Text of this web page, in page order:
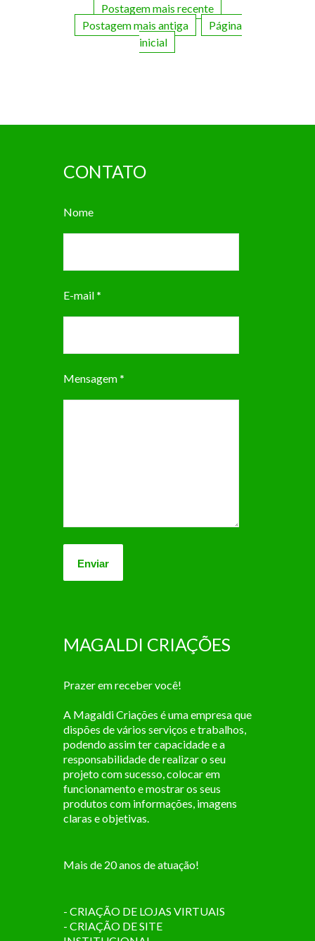
Postagem mais recente
Postagem mais antiga
Página
inicial
CONTATO
Nome
E-mail *
Mensagem *
MAGALDI CRIAÇÕES
Prazer em receber você!
A Magaldi Criações é uma empresa que
dispões de vários serviços e trabalhos,
podendo assim ter capacidade e a
responsabilidade de realizar o seu
projeto com sucesso, colocar em
funcionamento e mostrar os seus
produtos com informações, imagens
claras e objetivas.
Mais de 20 anos de atuação!
- CRIAÇÃO DE LOJAS VIRTUAIS
- CRIAÇÃO DE SITE